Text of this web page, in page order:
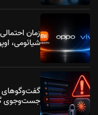
زمان
شیائومی،
جست‌وجوی